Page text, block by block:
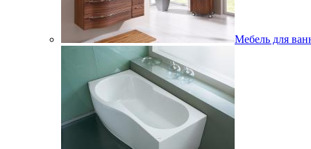
Мебель для